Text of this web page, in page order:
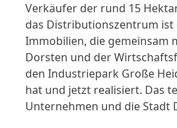
Verkäufer der rund 15
das Distributionszentrum ist
Immobilien, die gemeinsam
Dorsten und der
den Industriepark Große
hat und jetzt realisiert. Das
Unternehmen und die Stadt